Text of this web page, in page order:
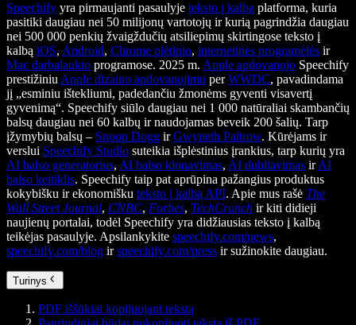
Speechify yra pirmaujanti pasaulyje teksto į kalbą platforma, kuria
pasitiki daugiau nei 50 milijonų vartotojų ir kurią pagrindžia daugiau
nei 500 000 penkių žvaigždučių atsiliepimų skirtingose teksto į
kalbą iOS, Android, Chrome plėtinio, internetinės programėlės ir
Mac darbalaukio programose. 2025 m. Apple apdovanojo Speechify
prestižiniu Apple dizaino apdovanojimu perWWDC, pavadindama
jį „esminiu ištekliumi, padedančiu žmonėms gyventi visavertį
gyvenimą“. Speechify siūlo daugiau nei 1 000 natūraliai skambančių
balsų daugiau nei 60 kalbų ir naudojamas beveik 200 šalių. Tarp
įžymybių balsų – Snoop Dogg irGwyneth Paltrow. Kūrėjams ir
verslui Speechify Studio suteikia išplėstinius įrankius, tarp kurių yra
AI balso generatorius, AI balso klonavimas, AI dubliavimas irAI
balso keitiklis. Speechify taip pat aprūpina pažangius produktus
kokybišku ir ekonomišku teksto į kalbą API. Apie mus rašė The
Wall Street Journal, CNBC, Forbes, TechCrunch ir kiti didieji
naujienų portalai, todėl Speechify yra didžiausias teksto į kalbą
teikėjas pasaulyje. Apsilankykite speechify.com/news,
speechify.com/blog irspeechify.com/press ir sužinokite daugiau.
Turinys
PDF iššūkiai kopijuojant tekstą